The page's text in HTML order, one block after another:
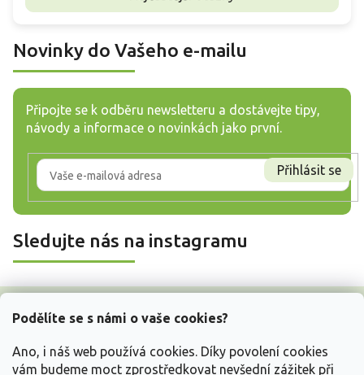
Podělíte se s námi o vaše cookies?
Ano, i náš web používá cookies. Díky povolení cookies
vám budeme moct zprostředkovat nevšední zážitek při
Novinky do Vašeho e-mailu
Připojte se k odběru newsletteru a dostávejte tipy,
návody a informace o novinkách jako první.
Přihlásit se
Sledujte nás na instagramu
Z